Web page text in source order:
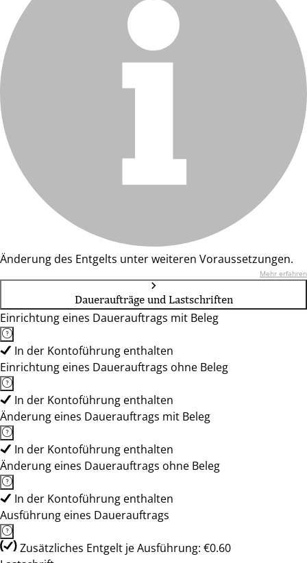
Änderung des Entgelts unter weiteren Voraussetzungen.
Mehr erfahren
Daueraufträge und Lastschriften
Einrichtung eines Dauerauftrags mit Beleg
In der Kontoführung enthalten
Einrichtung eines Dauerauftrags ohne Beleg
In der Kontoführung enthalten
Änderung eines Dauerauftrags mit Beleg
In der Kontoführung enthalten
Änderung eines Dauerauftrags ohne Beleg
In der Kontoführung enthalten
Ausführung eines Dauerauftrags
Zusätzliches Entgelt je Ausführung: €0.60